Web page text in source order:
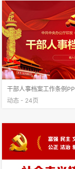
干部人事档案工作条例
动态 - 24页